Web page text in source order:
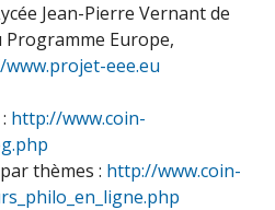
Jean-Pierre Vernant de
Programme Europe,
eee.eu
http://www.coin-
thèmes : http://www.coin-